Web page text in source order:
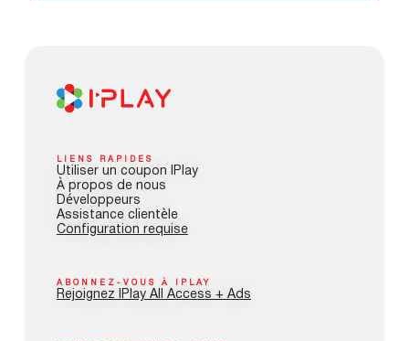
LIENS RAPIDES
Utiliser un coupon IPlay
À propos de nous
Développeurs
Assistance clientèle
Configuration requise
ABONNEZ-VOUS À IPLAY
Rejoignez IPlay All Access + Ads